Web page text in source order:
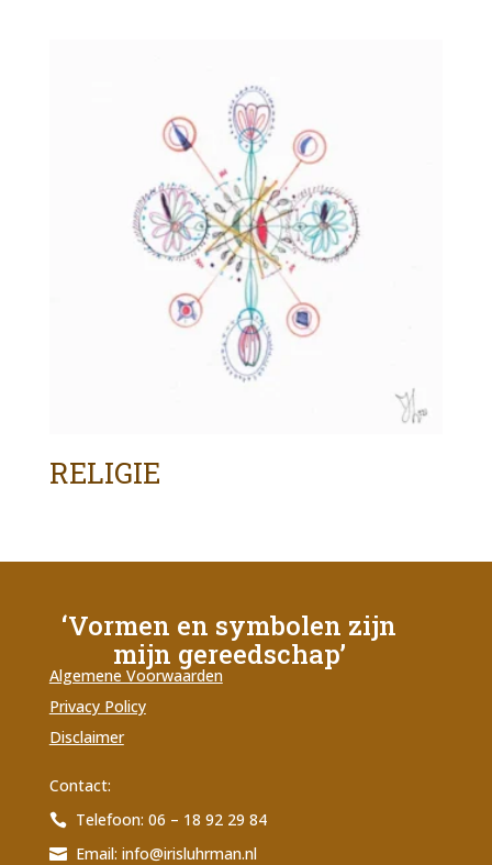
RELIGIE
‘Vormen en symbolen zijn
mijn gereedschap’
Algemene Voorwaarden
Privacy Policy
Disclaimer
Contact:
Telefoon: 06 – 18 92 29 84
Email: info@irisluhrman.nl